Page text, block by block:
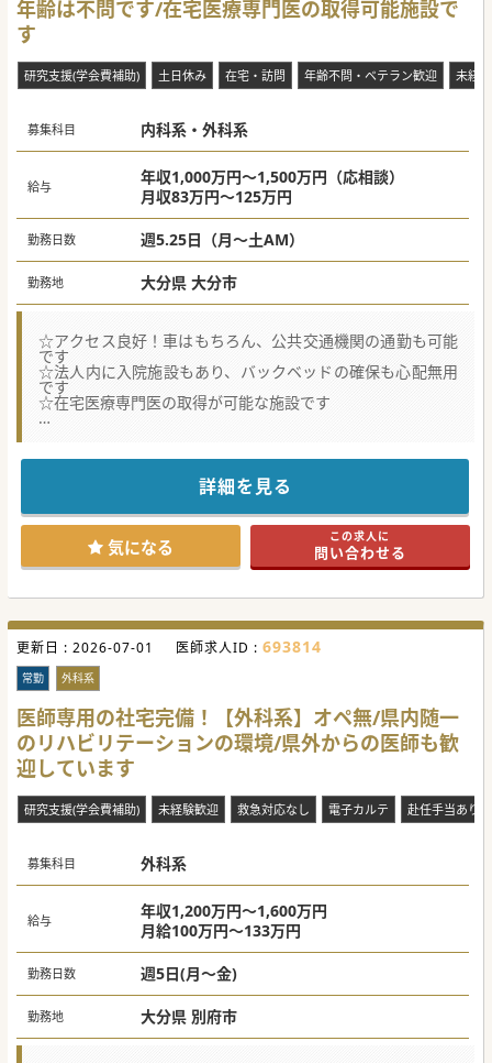
在宅医療は、積極的に治療を目指す病院の医療とは異なり、
自宅で過ごしたい方や通院が困難になった方がたのご希望に
治す医療の限界を感じた先生には、これまでの臨床経験を在
宅医療で活かすというチャレンジをぜひしてもらいたいで
★☆コンサルタントからのメッセージ★☆
【職場環境と雰囲気】
は物腰が柔らかく、医師を大切にする温厚な気風が根付いて
います。
■複数診制によるチーム医療を推進しており、医師が一人で
孤立せず、互いに視野を広げながら診療に専念できる環境で
す。
■日祝休みや福利厚生として月5万円の住宅手当があり、県
内の主要なインターチェンジから10分以内と通勤の利便性も
高いです。
■坂が多い土地柄から通院困難な高齢者が増加しており、地
域における在宅医療へのニーズが急速に高まっています。
■将来的に常勤医師を5名体制へ拡充することを目指し、現
任医師の負担軽減と更なる医療の質向上に向けて募集を行っ
ています。
■訪問診療の経験者はもとより、未経験やブランクのある内
科系医師の手厚い受け入れ体制を整えて新たな先生を求めて
■開設から3年を迎える無床診療所であり、対象エリアを限
定した丁寧な地域密着型の訪問診療に特化しています。
■患者様の約7割が個人宅であり、主治医制ではなく全員で
診る仕組みを敷くことで、医師一人ひとりの負担を軽減し、
無理なく働ける体制とスキルの向上を図っています。
■他科から転科した医師も在籍しており、学閥がなく他県出
身の医師であっても非常に馴染みやすい組織体制です。
年齢は不問です/在宅医療専門医の取得可能施設で
す
研究支援(学会費補助) 土日休み 在宅・訪問 年齢不問・ベテラン歓迎 未経
募集科目 内科系・外科系
給与
年収1,000万円～1,500万円（応相談）
月収83万円～125万円
勤務日数 週5.25日（月～土AM）
勤務地 大分県 大分市
☆アクセス良好！車はもちろん、公共交通機関の通勤も可能
です
☆法人内に入院施設もあり、バックベッドの確保も心配無用
です
☆在宅医療専門医の取得が可能な施設です
訪問診療中心の業務ですが、施設が中心でして
移動工数や体力的な負担は比較的少ないです。
専門医の取得も可能で希少な求人かと思います。
少しでもご興味がございましたら、お気軽にお問合せくださ
い。
#秋入職可
詳細を見る
気になる この求人に
問い合わせる
更新日 : 2026-07-01 医師求人ID : 693814
常勤 外科系
医師専用の社宅完備！【外科系】オペ無/県内随一
のリハビリテーションの環境/県外からの医師も歓
迎しています
研究支援(学会費補助) 未経験歓迎 救急対応なし 電子カルテ 赴任手当あり
募集科目 外科系
給与
年収1,200万円～1,600万円
月給100万円～133万円
勤務日数 週5日(月～金)
勤務地 大分県 別府市